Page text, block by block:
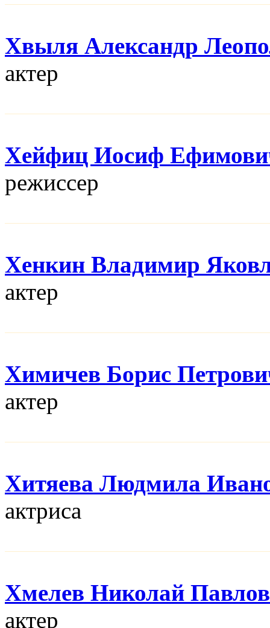
Хвыля Александр
актер
Хейфиц Иосиф
режисcер
Хенкин Владимир
актер
Химичев Борис
актер
Хитяева Людмила
актриса
Хмелев Николай
актер